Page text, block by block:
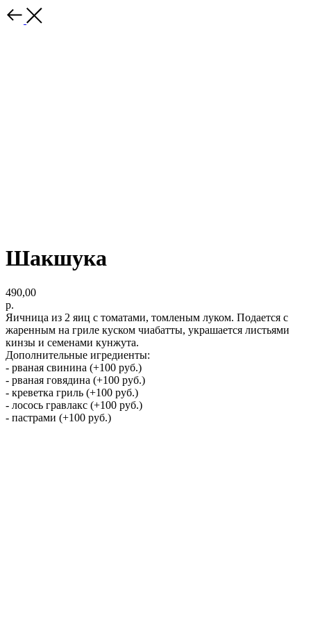
Шакшука
490,00
р.
Яичница из 2 яиц с томатами, томленым луком. Подается с
жаренным на гриле куском чиабатты, украшается листьями
кинзы и семенами кунжута.
Дополнительные игредиенты:
- рваная свинина (+100 руб.)
- рваная говядина (+100 руб.)
- креветка гриль (+100 руб.)
- лосось гравлакс (+100 руб.)
- пастрами (+100 руб.)